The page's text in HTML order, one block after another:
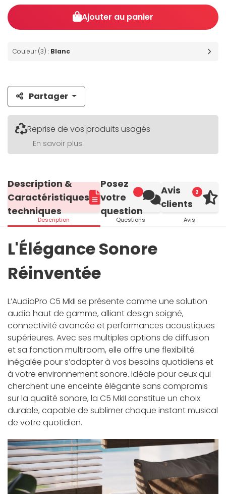
Ajouter au panier
Couleur (3) : Blanc
Partager
Reprise de vos produits usagés
En savoir plus
Description &
Caractéristiques
techniques
Description
Posez
votre
question
Questions
2
Avis
clients
Avis
L'Élégance Sonore
Réinventée
L’AudioPro C5 MkII se présente comme une solution
audio haut de gamme, alliant design soigné,
connectivité avancée et performances acoustiques
supérieures. Avec ses multiples options de diffusion
et sa fonction multiroom, elle offre une flexibilité
inégalée pour s’adapter à vos besoins quotidiens et
à votre environnement sonore. Idéale pour ceux qui
cherchent une enceinte élégante sans compromis
sur la qualité sonore, la C5 MkII constitue un choix
durable, capable de sublimer chaque instant musical
de votre quotidien.